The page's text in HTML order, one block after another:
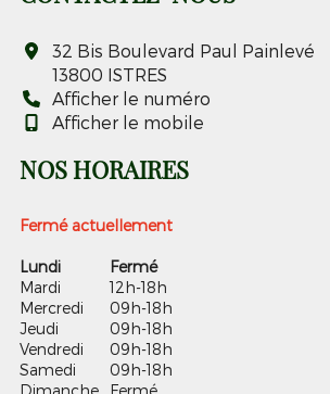
32 Bis Boulevard Paul Painlevé
13800 ISTRES
Afficher le numéro
Afficher le mobile
NOS HORAIRES
Fermé actuellement
Lundi
Fermé
Mardi
12h-18h
Mercredi
09h-18h
Jeudi
09h-18h
Vendredi
09h-18h
Samedi
09h-18h